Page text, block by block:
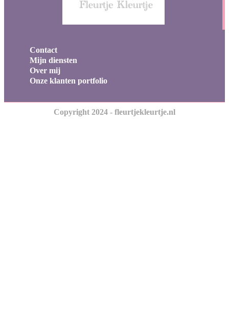
Contact
Mijn diensten
Over mij
Onze klanten portfolio
Copyright 2024 - fleurtjekleurtje.nl